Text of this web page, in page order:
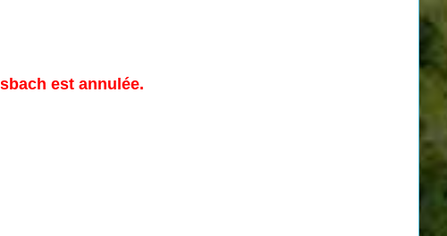
est annulée.